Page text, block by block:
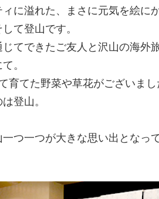
に溢れた、まさに元気を絵に
て登山です。
てできたご友人と沢山の海外旅
。
育てた野菜や草花がございまし
登山。
つ一つが大きな思い出となって